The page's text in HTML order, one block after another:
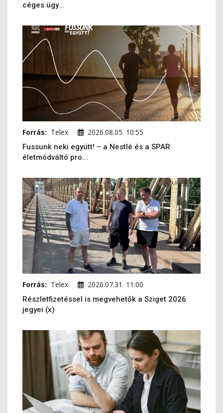
céges ügy...
Forrás: Telex 2026.08.05. 10:55
Fussunk neki együtt! – a Nestlé és a SPAR
életmódváltó pro...
Forrás: Telex 2026.07.31. 11:00
Részletfizetéssel is megvehetők a Sziget 2026
jegyei (x)